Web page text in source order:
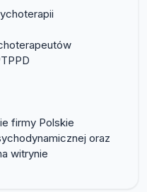
firmy Polskie
oraz
witrynie